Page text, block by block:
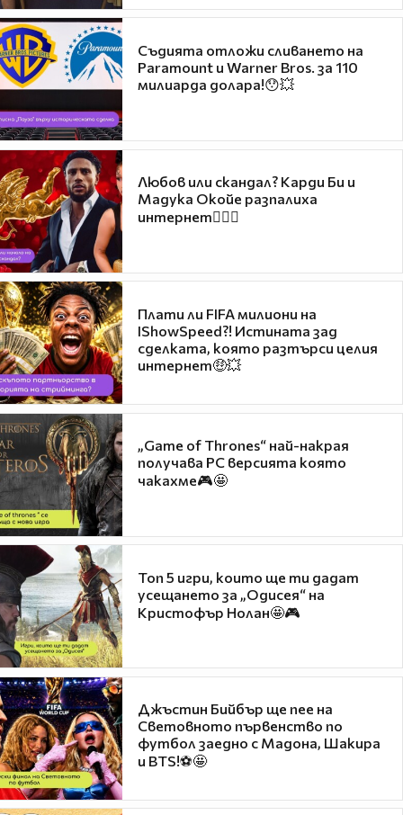
Съдията отложи сливането на
Paramount и Warner Bros. за 110
милиарда долара!😯💥
Любов или скандал? Карди Би и
Мадука Окойе разпалиха
интернет❤️‍🔥🔥
Плати ли FIFA милиони на
IShowSpeed?! Истината зад
сделката, която разтърси целия
интернет🤑💥
„Game of Thrones“ най-накрая
получава PC версията която
чакахме🎮🤩
Топ 5 игри, които ще ти дадат
усещането за „Одисея“ на
Кристофър Нолан🤩🎮
Джъстин Бийбър ще пее на
Световното първенство по
футбол заедно с Мадона, Шакира
и BTS!⚽🤩